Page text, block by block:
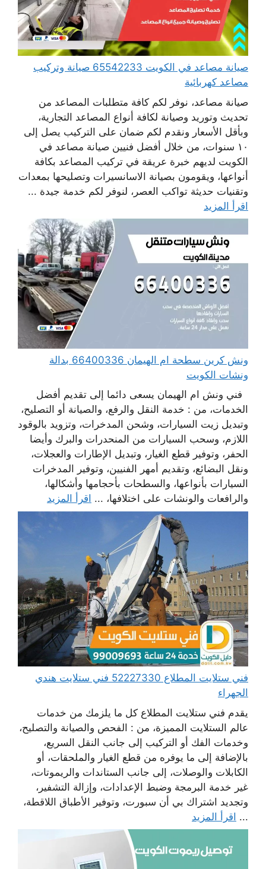
صيانة مصاعد في الكويت 65542233 صيانة وتركيب
مصاعد كهربائية
صيانة مصاعد، نوفر لكم كافة متطلبات المصاعد من
تحديث وتوريد وصيانة لكافة أنواع المصاعد التجارية،
وبأقل الأسعار ونقدم لكم ضمان على التركيب يصل إلى
١٠ سنوات، من خلال أفضل فنيين صيانة مصاعد في
الكويت لديهم خبرة عريقة في تركيب المصاعد بكافة
أنواعها، ويقومون بصيانة الاسانسيرات وتصليحها بمعدات
وتقنيات حديثة تواكب العصر، لنوفر لكم خدمة جيدة ...
اقرأ المزيد
ونش كرين سطحة ام الهيمان 66400336 بدالة
ونشات الكويت
فني ونش ام الهيمان يسعى دائما إلى تقديم أفضل
الخدمات، من : خدمة النقل والرفع، والصيانة أو التصليح،
وتبديل زيت السيارات، وشحن المدخرات، وتزويد بالوقود
اللازم، وسحب السيارات من المنحدرات والبرك وأيضا
الحفر، وتوفير قطع الغيار، وتبديل الإطارات والعجلات،
ونقل البضائع، وتقديم أمهر الفنيين، وتوفير المدخرات
السيارات بأنواعها، والسطحات بأحجامها وأشكالها،
والرافعات والونشات على اختلافها، ... اقرأ المزيد
فني ستلايت المطلاع 52227330 فني ستلايت هندي
الجهراء
يقدم فني ستلايت المطلاع كل ما يلزمك من خدمات
عالم الستلايت المميزة، من : الفحص والصيانة والتصليح،
وخدمات الفك أو التركيب إلى جانب النقل السريع،
بالإضافة إلى ما يوفره من قطع الغيار والملحقات، أو
الكابلات والوصلات، إلى جانب الستاندات والريموتات،
غير خدمة البرمجة وضبط الإعدادات، وإزالة التشفير،
وتجديد اشتراك بي أن سبورت، وتوفير الأطباق اللاقطة،
... اقرأ المزيد